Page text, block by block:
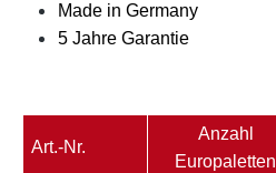
Made in Germany
5 Jahre Garantie
Art.-Nr.
Anzahl
Europaletten